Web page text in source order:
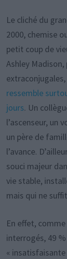
Le cliché du
2000, chemise
petit coup de
Ashley
extraconjugales,
ressemble
jours. Un
l’ascenseur, un
un père de
l’avance.
souci majeur
vie stable,
mais qui ne
En effet,
interrogés, 49
«